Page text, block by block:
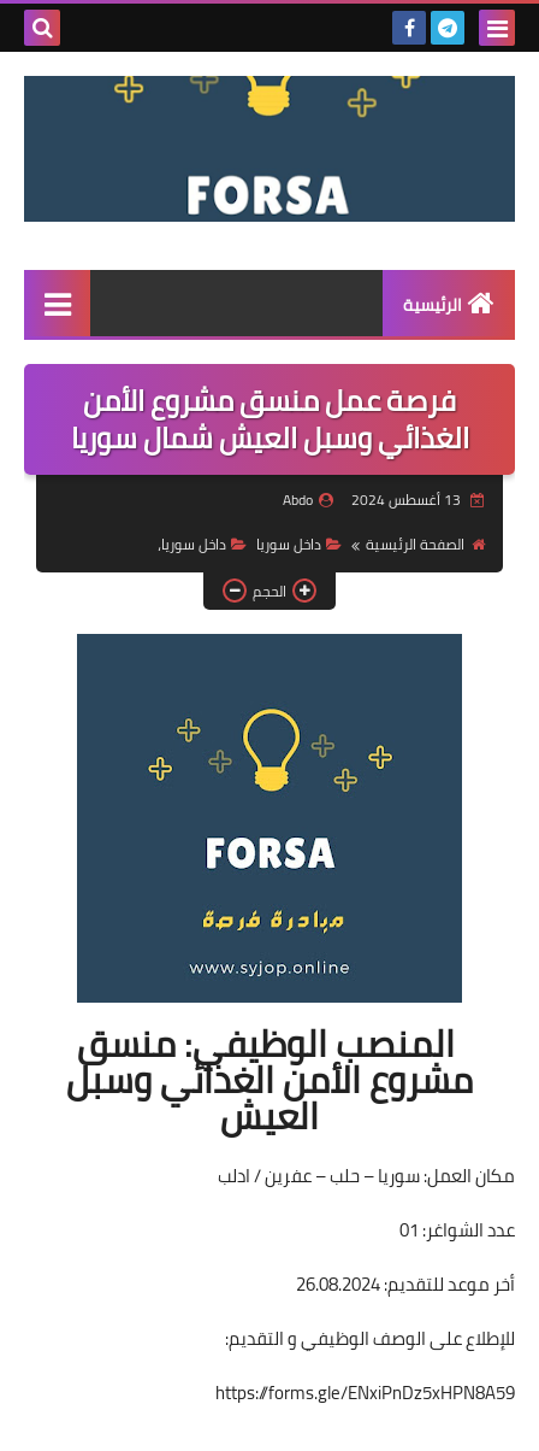
بحث
الرئيسية
القائمة
مناقصات
فرص عمل داخل سوريا
فرص عمل في العراق
فرص عمل في اليمن
دورات تدريبية
فرصة عمل منسق مشروع الأمن
الغذائي وسبل العيش شمال سوريا
Abdo
الصفحة الرئيسية
داخل سوريا
داخل سوريا،
الحجم
المنصب الوظيفي: منسق
مشروع الأمن الغذائي وسبل
العيش
مكان العمل: سوريا – حلب – عفرين / ادلب
عدد الشواغر: 01
أخر موعد للتقديم: 26.08.2024
للإطلاع على الوصف الوظيفي و التقديم:
https://forms.gle/ENxiPnDz5xHPN8A59